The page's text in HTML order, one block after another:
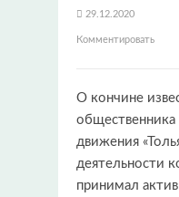
29.12.2020
Комментировать
О кончине
движения
деятельности
принимал